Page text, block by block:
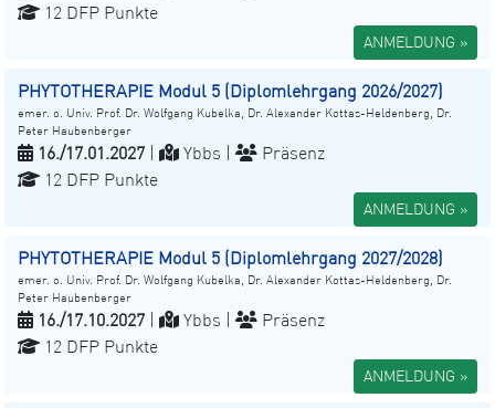
12 DFP Punkte
ANMELDUNG »
PHYTOTHERAPIE Modul 5 (Diplomlehrgang 2026/2027)
emer. o. Univ. Prof. Dr. Wolfgang Kubelka, Dr. Alexander Kottas-Heldenberg, Dr.
Peter Haubenberger
16./17.01.2027 Ybbs |
Präsenz
12 DFP Punkte
ANMELDUNG »
PHYTOTHERAPIE Modul 5 (Diplomlehrgang 2027/2028)
emer. o. Univ. Prof. Dr. Wolfgang Kubelka, Dr. Alexander Kottas-Heldenberg, Dr.
Peter Haubenberger
16./17.10.2027 Ybbs |
Präsenz
12 DFP Punkte
ANMELDUNG »